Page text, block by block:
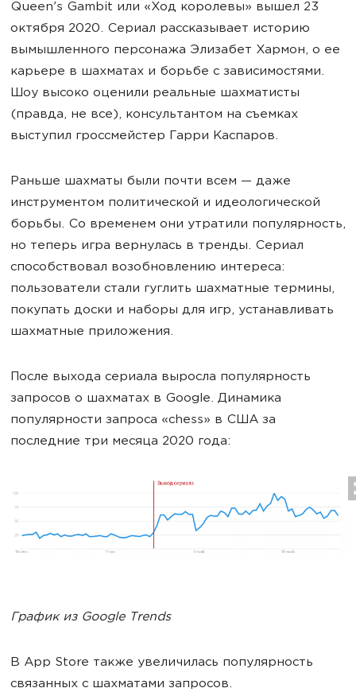
Queen's Gambit или «Ход королевы» вышел 23
октября 2020. Сериал рассказывает историю
вымышленного персонажа Элизабет Хармон, о ее
карьере в шахматах и борьбе с зависимостями.
Шоу высоко оценили реальные шахматисты
(правда, не все), консультантом на съемках
выступил гроссмейстер Гарри Каспаров.
Раньше шахматы были почти всем — даже
инструментом политической и идеологической
борьбы. Со временем они утратили популярность,
но теперь игра вернулась в тренды. Сериал
способствовал возобновлению интереса:
пользователи стали гуглить шахматные термины,
покупать доски и наборы для игр, устанавливать
шахматные приложения.
После выхода сериала выросла популярность
запросов о шахматах в Google. Динамика
популярности запроса «chess» в США за
последние три месяца 2020 года:
График из Google Trends
В App Store также увеличилась популярность
связанных с шахматами запросов.